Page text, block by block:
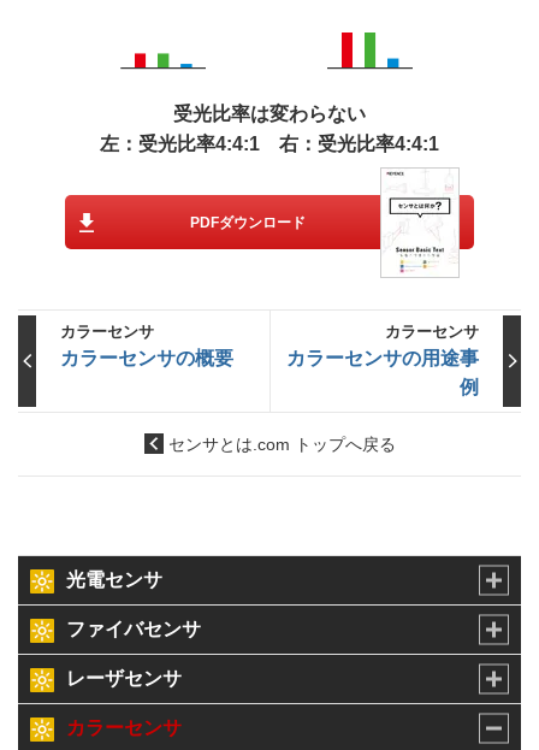
受光比率は変わらない
左：受光比率4:4:1 右：受光比率4:4:1
PDFダウンロード
カラーセンサ
カラーセンサの概要
カラーセンサ
カラーセンサの用途事
例
センサとは.com トップへ戻る
光電センサ
ファイバセンサ
レーザセンサ
カラーセンサ